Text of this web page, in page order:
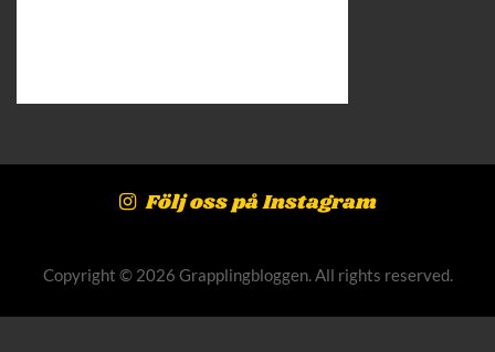
Följ oss på Instagram
Copyright © 2026 Grapplingbloggen. All rights reserved.